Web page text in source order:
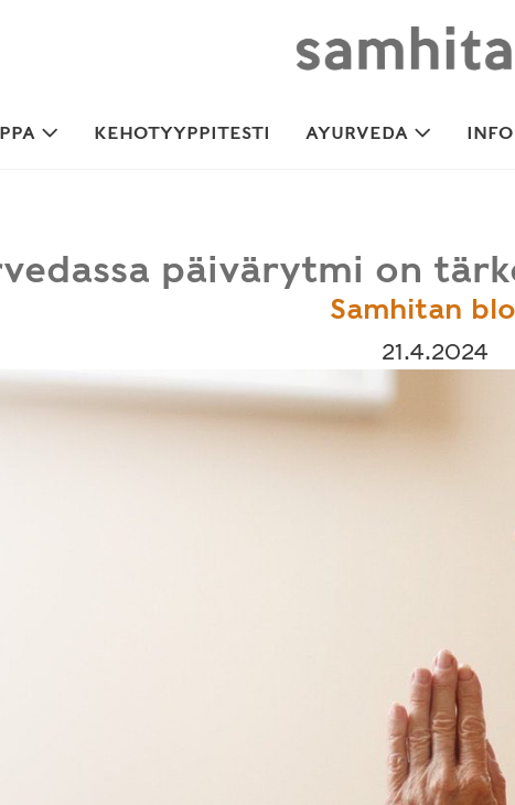
KEHOTYYPPITESTI AYURVEDA INFO
päivärytmi on
Samhitan
21.4.2024